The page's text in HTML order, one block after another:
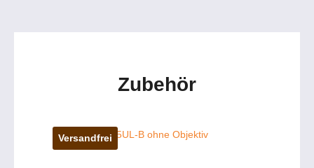
Zubehör
Versandfrei